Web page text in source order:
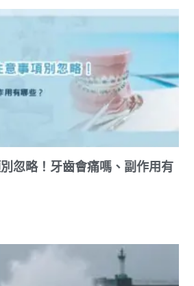
忽略！牙齒會痛嗎、副作用有